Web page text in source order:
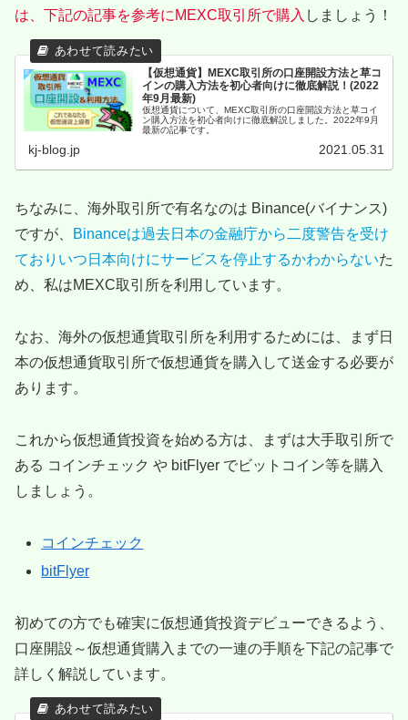
は、下記の記事を参考にMEXC取引所で購入 しましょう！
【仮想通貨】MEXC取引所の口座開設方法と草コ
インの購入方法を初心者向けに徹底解説！(2022
年9月最新)
仮想通貨について、MEXC取引所の口座開設方法と草コイ
ン購入方法を初心者向けに徹底解説しました。2022年9月
最新の記事です。
kj-blog.jp 2021.05.31
ちなみに、海外取引所で有名なのは Binance(バイナンス)
ですが、
Binanceは過去日本の金融庁から二度警告を受け
ておりいつ日本向けにサービスを停止するかわからないた
め、私はMEXC取引所を利用しています。
なお、海外の仮想通貨取引所を利用するためには、まず日
本の仮想通貨取引所で仮想通貨を購入して送金する必要が
あります。
これから仮想通貨投資を始める方は、まずは大手取引所で
ある コインチェック や bitFlyer でビットコイン等を購入
しましょう。
コインチェック
bitFlyer
初めての方でも確実に仮想通貨投資デビューできるよう、
口座開設～仮想通貨購入までの一連の手順を下記の記事で
詳しく解説しています。